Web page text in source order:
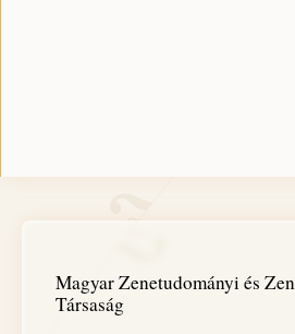
Magyar Zenetudományi és
Társaság